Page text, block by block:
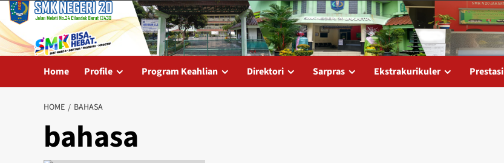
Skip
to
content
Home Profile Program Keahlian Direktori Sarpras Ekstrakurikuler Prestasi
HOME BAHASA
bahasa